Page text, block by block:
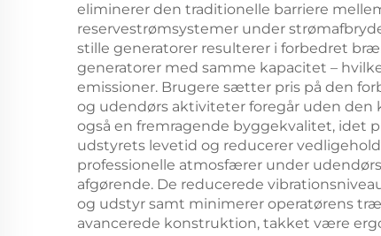
eliminerer den traditionelle barriere
reservestrømsystemer under
stille generatorer resulterer i forbedret
generatorer med samme kapacitet –
emissioner. Brugere sætter pris på den
og udendørs aktiviteter foregår uden
også en fremragende byggekvalitet, idet
udstyrets levetid og reducerer
professionelle atmosfærer under
afgørende. De reducerede
og udstyr samt minimerer operatørens
avancerede konstruktion, takket være